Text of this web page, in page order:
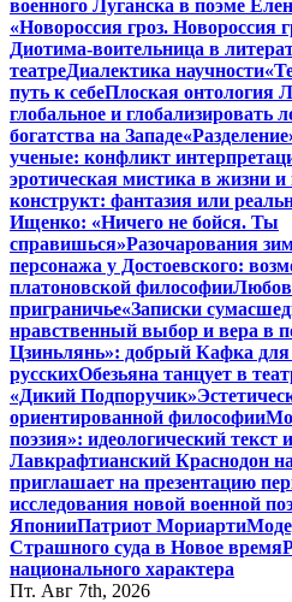
военного Луганска в поэме
«Новороссия гроз. Новороссия
Диотима-воительница в
театреДиалектика научности
путь к себеПлоская онтология
глобальное и глобализировать
богатства на Западе
ученые: конфликт
эротическая мистика в жизни и
конструкт: фантазия или
Ищенко: «Ничего не бойся. Ты
справишься»Разочарования
персонажа у Достоевского:
платоновской философии
приграничье«Записки
нравственный выбор и вера в
Цзиньлянь»: добрый Кафка для
русскихОбезьяна танцует в
«Дикий Подпоручик»
ориентированной философии
поэзия»: идеологический текст
Лавкрафтианский Краснодон
приглашает на презентацию
исследования новой военной
ЯпонииПатриот Мориарти
Страшного суда в Новое время
национального характера
Пт. Авг 7th, 2026